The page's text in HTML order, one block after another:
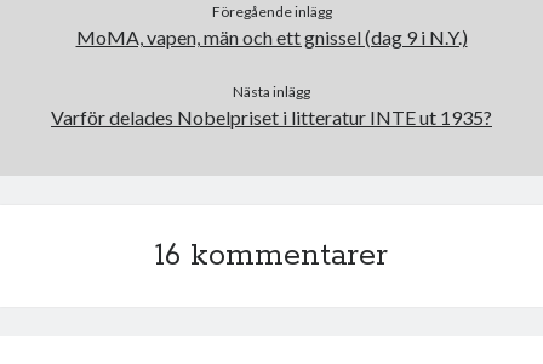
Föregående inlägg
MoMA, vapen, män och ett gnissel (dag 9 i N.Y.)
Nästa inlägg
Varför delades Nobelpriset i litteratur INTE ut 1935?
16 kommentarer